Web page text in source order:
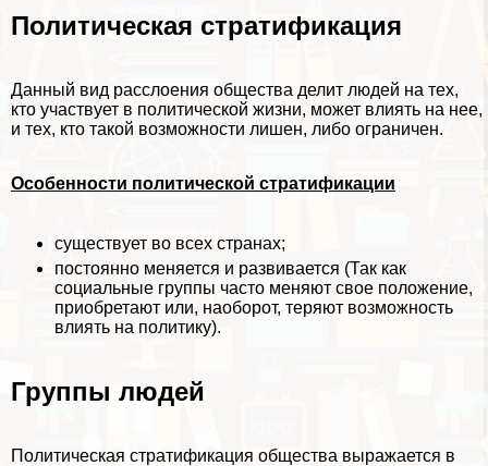
Политическая стратификация
Данный вид расслоения общества делит людей на тех,
кто участвует в политической жизни, может влиять на нее,
и тех, кто такой возможности лишен, либо ограничен.
Особенности политической стратификации
существует во всех странах;
постоянно меняется и развивается (Так как
социальные группы часто меняют свое положение,
приобретают или, наоборот, теряют возможность
влиять на политику).
Группы людей
Политическая стратификация общества выражается в